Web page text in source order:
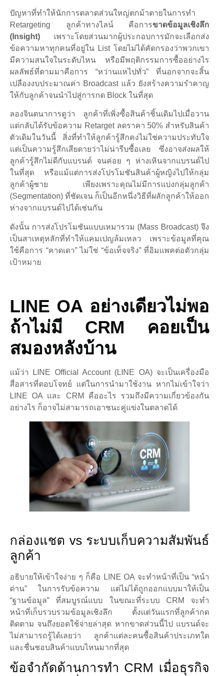
ปัญหาที่ทำให้นักการตลาดส่วนใหญ่ตกม้าตายในการทำ
Retargeting ลูกค้าทางไลน์ คือการขาดข้อมูลเชิงลึก
(Insight) เพราะโดยส่วนมากผู้ประกอบการมักจะเลือกส่ง
ข้อความหาทุกคนที่อยู่ใน List โดยไม่ได้คัดกรองว่าพวกเขา
มีความสนใจในระดับไหน หรือมีพฤติกรรมการซื้ออย่างไร
ผลลัพธ์ที่ตามมาคือการ “หว่านแหไปทั่ว” ที่นอกจากจะสิ้น
เปลืองงบประมาณค่า Broadcast แล้ว ยังสร้างความรำคาญ
ให้กับลูกค้าจนนำไปสู่การกด Block ในที่สุด
ลองจินตนาการดูว่า ลูกค้าที่เพิ่งซื้อสินค้าชิ้นเดิมไปเมื่อวาน
แต่กลับได้รับข้อความ Retarget ลดราคา 50% สำหรับสินค้า
ตัวเดิมในวันนี้ สิ่งที่ทำให้ลูกค้ารู้สึกคงไม่ใช่ความประทับใจ
แต่เป็นความรู้สึกเสียดายว่าไม่น่ารีบซื้อเลย ซึ่งอาจส่งผลให้
ลูกค้ารู้สึกไม่ดีกับแบรนด์ จนค่อย ๆ ห่างเหินจากแบรนด์ไป
ในที่สุด หรือแม้แต่การส่งโปรโมชันสินค้าผู้หญิงไปให้กลุ่ม
ลูกค้าผู้ชาย เพียงเพราะคุณไม่มีการแบ่งกลุ่มลูกค้า
(Segmentation) ที่ชัดเจน ก็เป็นอีกหนึ่งวิธีที่ผลักลูกค้าให้ออก
ห่างจากแบรนด์ไปได้เช่นกัน
ดังนั้น การส่งโปรโมชันแบบเหมารวม (Mass Broadcast) จึง
เป็นสาเหตุหลักที่ทำให้แคมเปญล้มเหลว เพราะข้อมูลที่คุณ
ใช้คือการ “คาดเดา” ไม่ใช่ “ข้อเท็จจริง” ที่อิมแพคต่อตัวกลุ่ม
เป้าหมาย
LINE OA อย่างเดียวไม่พอ
ถ้าไม่มี CRM คอยเป็น
สมองหลังบ้าน
แม้ว่า LINE Official Account (LINE OA) จะเป็นเครื่องมือ
สื่อสารที่ตอบโจทย์ แต่ในการนำมาใช้งาน หากไม่เข้าใจว่า
LINE OA และ CRM คืออะไร รวมถึงมีความเกี่ยวข้องกัน
อย่างไร ก็อาจไม่สามารถเอาชนะคู่แข่งในตลาดได้
กล่องแชต vs ระบบเก็บความสัมพันธ์
ลูกค้า
อธิบายให้เข้าใจง่าย ๆ ก็คือ LINE OA จะทำหน้าที่เป็น “หน้า
ด่าน” ในการรับข้อความ แต่ไม่ได้ถูกออกแบบมาให้เป็น
“ฐานข้อมูล” ที่สมบูรณ์แบบ ในขณะที่ระบบ CRM จะทำ
หน้าที่เก็บรวบรวมข้อมูลเชิงลึก ตั้งแต่วันแรกที่ลูกค้ากด
ติดตาม จนถึงยอดใช้จ่ายล่าสุด หากขาดส่วนนี้ไป แบรนด์จะ
ไม่สามารถรู้ได้เลยว่า ลูกค้าแต่ละคนซื้อสินค้าประเภทใด
และชื่นชอบสินค้าแบบไหนมากที่สุด
ข้อจำกัดด้านการทำ CRM เมื่อธุรกิจ